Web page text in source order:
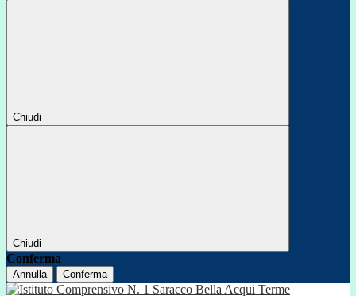
Chiudi
Chiudi
Conferma
Annulla Conferma